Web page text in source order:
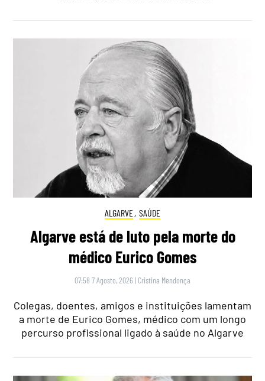
ALGARVE, SAÚDE
Algarve está de luto pela morte do
médico Eurico Gomes
07:58 7 Agosto, 2026 | Cristina Mendonça
Colegas, doentes, amigos e instituições lamentam
a morte de Eurico Gomes, médico com um longo
percurso profissional ligado à saúde no Algarve